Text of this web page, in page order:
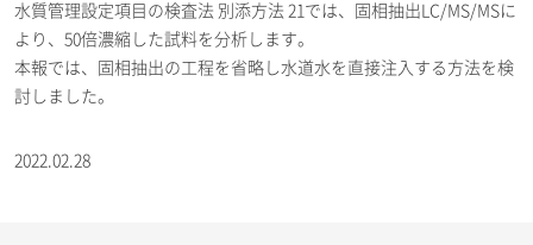
水質管理設定項目の検査法 別添方法 21では、固相抽出LC/MS/MSに
より、50倍濃縮した試料を分析します。
本報では、固相抽出の工程を省略し水道水を直接注入する方法を検
討しました。
2022.02.28